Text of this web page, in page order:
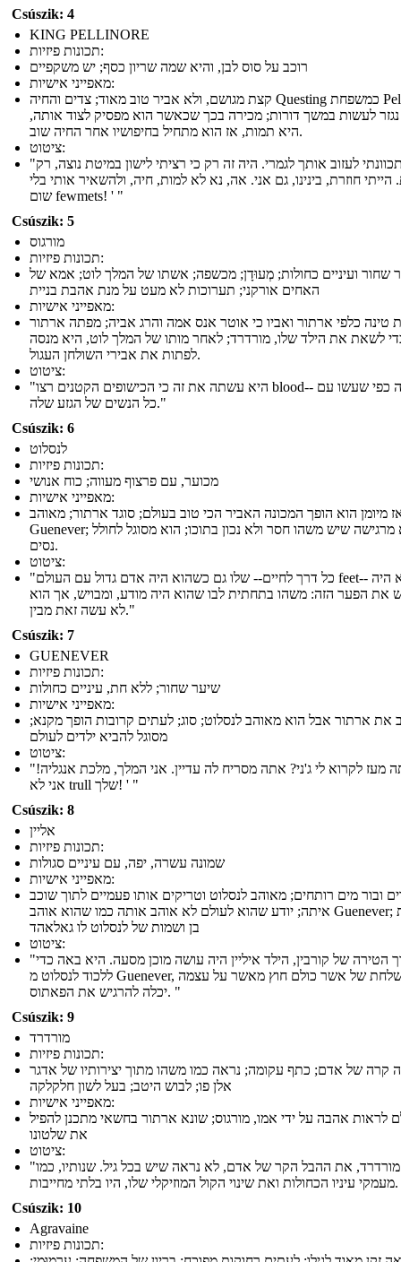
Csúszik: 4
KING PELLINORE
תכונות פיזיות:
רוכב על סוס לבן, והיא שמה שריון כסף; יש משקפיים
מאפייני אישיות:
קצת מגושם, ולא אביר טוב מאוד; צדים והחיה Questing כמשפחת Pellinore
לעשות במשך דורות; מכירה בכך שכאשר הוא מפסיק לצוד אותה,
היא תמות, אז הוא מתחיל בחיפושיו אחר החיה שוב.
ציטוט:
"לא התכוונתי לעזוב אותך לגמרי. היה זה רק כי רציתי לישון במיטת נוצה, רק
הייתי חוזרת, בינינו, גם אני. אה, נא לא למות, חיה, ולהשאיר אותי בלי
שום fewmets! ' "
Csúszik: 5
מורגוס
תכונות פיזיות:
שחור ועיניים כחולות; מְעוּדָן; מכשפה; אשתו של המלך לוט; אמא של
האחים אורקני; תערוכות לא מעט על מנת אהבת בניית
מאפייני אישיות:
טינה כלפי ארתור ואביו כי אוטר אנס אמה והרג אביה; מפתה ארתור
לשאת את הילד שלו, מורדרד; לאחר מותו של המלך לוט, היא מנסה
לפתות את אבירי השולחן העגול.
ציטוט:
"היא עשתה את זה כי הכישופים הקטנים רצו blood-- אותה כפי שעשו עם
כל הנשים של הגזע שלה."
Csúszik: 6
לנסלוט
תכונות פיזיות:
מכוער, עם פרצוף מעווה; כוח אנושי
מאפייני אישיות:
מיומן הוא הופך המכונה האביר הכי טוב בעולם; סוגד ארתור; מאוהב
Guenever; היא מרגישה שיש משהו חסר ולא נכון בתוכו; הוא מסוגל לחולל
נסים.
ציטוט:
"כל דרך לחיים-- שלו גם כשהוא היה אדם גדול עם העולם feet-- שלו הוא היה
את הפער הזה: משהו בתחתית לבו שהוא היה מודע, ומבויש, אך הוא
לא עשה זאת מבין."
Csúszik: 7
GUENEVER
תכונות פיזיות:
שיער שחור; ללא חת, עיניים כחולות
מאפייני אישיות:
את ארתור אבל הוא מאוהב לנסלוט; סוג; לעתים קרובות הופך מקנא;
מסוגל להביא ילדים לעולם
ציטוט:
"איך אתה מעז לקרוא לי ג'ני? אתה מסריח לה עדיין. אני המלך, מלכת אנגליה!
אני לא trull שלך! ' "
Csúszik: 8
אליין
תכונות פיזיות:
שמונה עשרה, יפה, עם עיניים סגולות
מאפייני אישיות:
ובור מים רותחים; מאוהב לנסלוט וטריקים אותו פעמיים לתוך שוכב
איתה; יודע שהוא לעולם לא אוהב אותה כמו שהוא אוהב Guenever; נושאת
בן ושמות של לנסלוט לו גאלאהד
ציטוט:
"בתוך הטירה של קורבין, הילד איליין היה עושה מוכן מסעה. היא באה כדי
ללכוד לנסלוט מ Guenever, משלחת של אשר כולם חוץ מאשר על עצמה
יכלה להרגיש את הפאתוס. "
Csúszik: 9
מורדרד
תכונות פיזיות:
קרה של אדם; כתף עקומה; נראה כמו משהו מתוך יצירותיו של אדגר
אלן פו; לבוש היטב; בעל לשון חלקלקה
מאפייני אישיות:
לראות אהבה על ידי אמו, מורגוס; שונא ארתור בחשאי מתכנן להפיל
את שלטונו
ציטוט:
"מורדרד, את ההבל הקר של אדם, לא נראה שיש בכל גיל. שנותיו, כמו
בלתי מחייבות. "
Csúszik: 10
Agravaine
תכונות פיזיות: